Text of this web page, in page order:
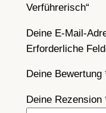
Verführerisch“
Deine E-Mail-
Erforderliche
Deine Bewertung
Deine Rezension